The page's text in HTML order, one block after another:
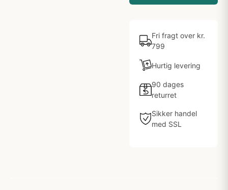
Fri fragt over kr.
799
Hurtig levering
90 dages
returret
Sikker handel
med SSL